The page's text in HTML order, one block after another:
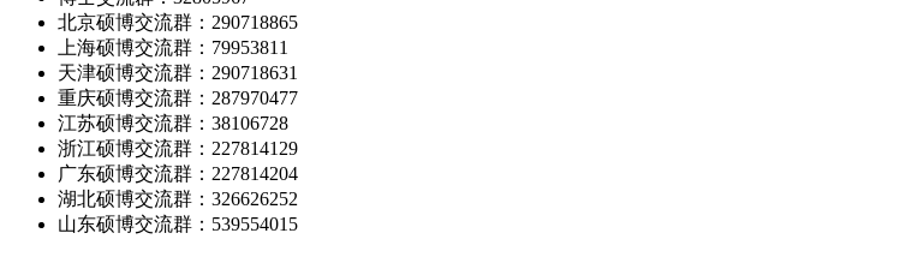
北京硕博交流群：290718865
上海硕博交流群：79953811
天津硕博交流群：290718631
重庆硕博交流群：287970477
江苏硕博交流群：38106728
浙江硕博交流群：227814129
广东硕博交流群：227814204
湖北硕博交流群：326626252
山东硕博交流群：539554015